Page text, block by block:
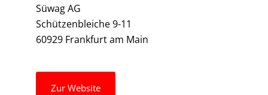
Süwag AG
Schützenbleiche 9-11
60929 Frankfurt am Main
Zur Website